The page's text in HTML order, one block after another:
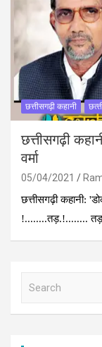
छत्तीसगढ़ी कहानी
छत्तीसगढ़ी
वर्मा
05/04/2021
छत्तीसगढ़ी कहानी:
!........तड़.!........